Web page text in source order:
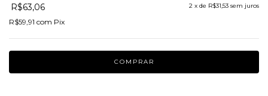
R$63,06
R$59,91 com Pix
2 x de R$31,53 sem juros